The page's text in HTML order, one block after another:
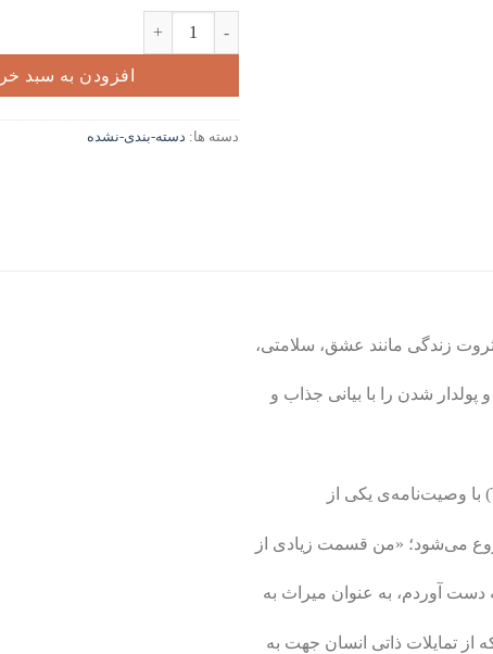
افزودن به سبد
دسته ها: دسته-بندی-نشده
شدن را با بیانی جذاب و
می‌شود؛ «من قسمت زیادی از
آوردم، به عنوان میراث به
تمایلات ذاتی انسان جهت به